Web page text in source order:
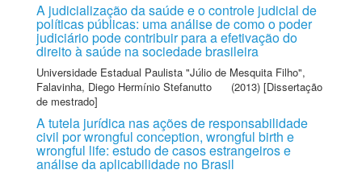
A judicialização da saúde e o controle judicial de
políticas públicas: uma análise de como o poder
judiciário pode contribuir para a efetivação do
direito à saúde na sociedade brasileira
Universidade Estadual Paulista "Júlio de Mesquita Filho",
Falavinha, Diego Hermínio Stefanutto
(2013) [Dissertação
de mestrado]
A tutela jurídica nas ações de responsabilidade
civil por wrongful conception, wrongful birth e
wrongful life: estudo de casos estrangeiros e
análise da aplicabilidade no Brasil